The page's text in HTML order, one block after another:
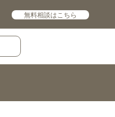
無料相談はこちら